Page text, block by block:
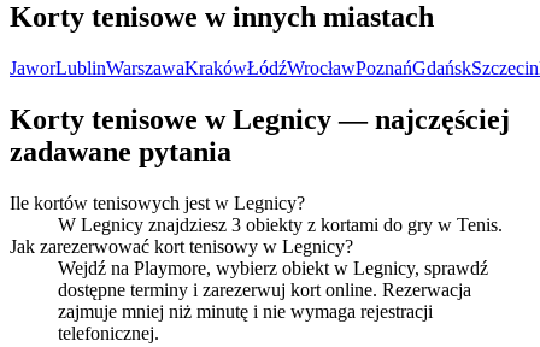
Korty tenisowe w innych miastach
JaworLublinWarszawaKrakówŁódźWrocławPoznańGdańskSzczecin
Korty tenisowe w Legnicy — najczęściej
zadawane pytania
Ile kortów tenisowych jest w Legnicy?
W Legnicy znajdziesz 3 obiekty z kortami do gry w Tenis.
Jak zarezerwować kort tenisowy w Legnicy?
Wejdź na Playmore, wybierz obiekt w Legnicy, sprawdź
dostępne terminy i zarezerwuj kort online. Rezerwacja
zajmuje mniej niż minutę i nie wymaga rejestracji
telefonicznej.